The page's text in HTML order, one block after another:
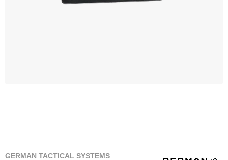
GERMAN TACTICAL SYSTEMS